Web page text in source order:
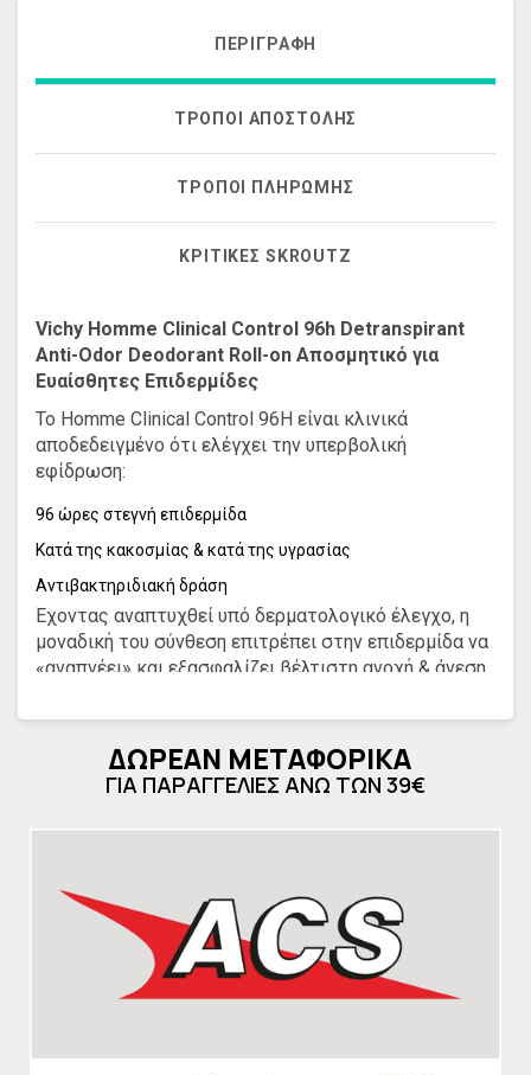
ΠΕΡΙΓΡΑΦΉ
ΤΡΌΠΟΙ ΑΠΟΣΤΟΛΉΣ
ΤΡΌΠΟΙ ΠΛΗΡΩΜΉΣ
ΚΡΙΤΙΚΈΣ SKROUTZ
Vichy Homme Clinical Control 96h Detranspirant
Anti-Odor Deodorant Roll-on Αποσμητικό για
Ευαίσθητες Επιδερμίδες
Το Homme Clinical Control 96H είναι κλινικά
αποδεδειγμένο ότι ελέγχει την υπερβολική
εφίδρωση:
96 ώρες στεγνή επιδερμίδα
Κατά της κακοσμίας & κατά της υγρασίας
Αντιβακτηριδιακή δράση
Έχοντας αναπτυχθεί υπό δερματολογικό έλεγχο, η
μοναδική του σύνθεση επιτρέπει στην επιδερμίδα να
«αναπνέει» και εξασφαλίζει βέλτιστη ανοχή & άνεση.
αλουμινίου)
0% αλκοόλη
Υφή
«αναπνέει» και παράλληλα αφήνει αίσθηση
απαλότητας & άνεσης στο δέρμα:
81% των ανδρών δηλώνουν ότι το προϊόν αφήνει την
επιδερμίδα απαλή.*
ΔΩΡΕΑΝ ΜΕΤΑΦΟΡΙΚΑ
ΓΙΑ ΠΑΡΑΓΓΕΛΙΕΣ ΑΝΩ ΤΩΝ 39€